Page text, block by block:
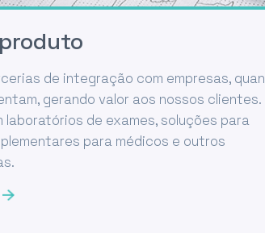
de integração com empresas,
gerando valor aos nossos clientes.
de exames, soluções para
para médicos e outros